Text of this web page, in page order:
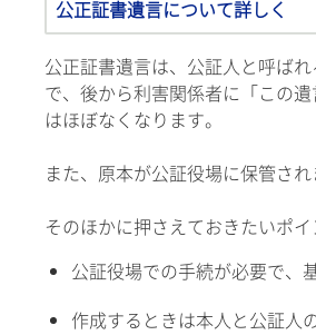
公正証書遺言について詳しく
公正証書遺言は、公証人と呼ば
で、後から利害関係者に「この
はほぼなくなります。
また、原本が公証役場に保管さ
そのほかに押さえておきたいポイ
公証役場での手続が必要で、
作成するときは本人と公証人